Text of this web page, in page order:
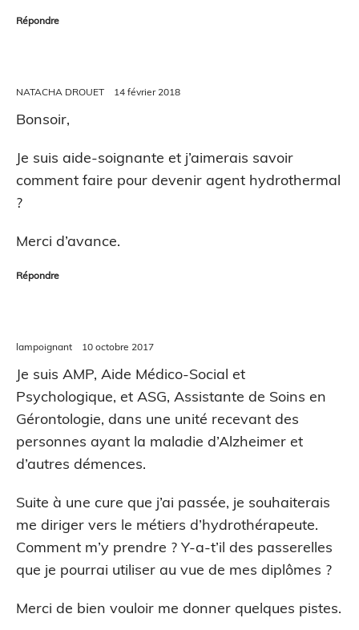
Répondre
NATACHA DROUET 14 février 2018
Bonsoir,
Je suis aide-soignante et j’aimerais savoir
comment faire pour devenir agent hydrothermal
?
Merci d’avance.
Répondre
lampoignant 10 octobre 2017
Je suis AMP, Aide Médico-Social et
Psychologique, et ASG, Assistante de Soins en
Gérontologie, dans une unité recevant des
personnes ayant la maladie d’Alzheimer et
d’autres démences.
Suite à une cure que j’ai passée, je souhaiterais
me diriger vers le métiers d’hydrothérapeute.
Comment m’y prendre ? Y-a-t’il des passerelles
que je pourrai utiliser au vue de mes diplômes ?
Merci de bien vouloir me donner quelques pistes.